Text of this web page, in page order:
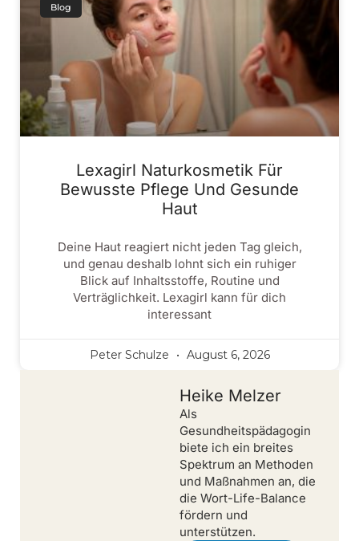
Blog
Lexagirl Naturkosmetik Für
Bewusste Pflege Und Gesunde
Haut
Deine Haut reagiert nicht jeden Tag gleich,
und genau deshalb lohnt sich ein ruhiger
Blick auf Inhaltsstoffe, Routine und
Verträglichkeit. Lexagirl kann für dich
interessant
Peter Schulze August 6, 2026
Heike Melzer
Als
Gesundheitspädagogin
biete ich ein breites
Spektrum an Methoden
und Maßnahmen an, die
die Wort-Life-Balance
fördern und
unterstützen.